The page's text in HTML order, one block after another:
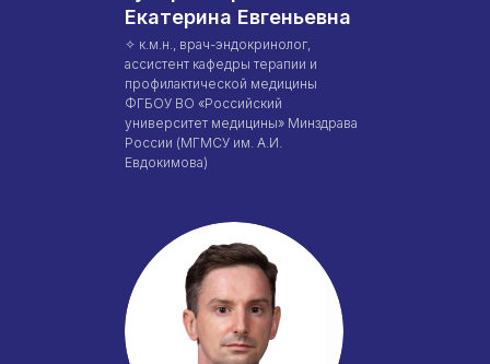
Екатерина Евгеньевна
✧ к.м.н., врач-эндокринолог,
ассистент кафедры терапии и
профилактической медицины
ФГБОУ ВО «Российский
университет медицины» Минздрава
России (МГМСУ им. А.И.
Евдокимова)
©2026 ООО «МЦ МФО» МОСКВА
Соглашение о конфиденциальности
Профессиональная подготовка
Повышение квалификации
Со средним образованием
С высшим образованием
Со средним образованием
С высшим образованием